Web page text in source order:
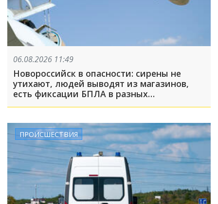
06.08.2026 11:49
Новороссийск в опасности: сирены не
утихают, людей выводят из магазинов,
есть фиксации БПЛА в разных
ПРОИСШЕСТВИЯ